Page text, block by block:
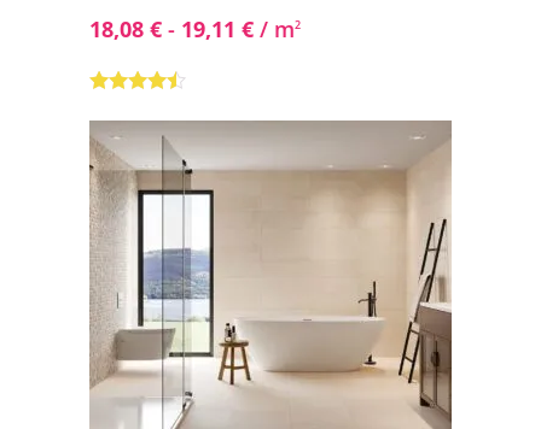
18,08 € - 19,11 € / m2
con4.33
de 5